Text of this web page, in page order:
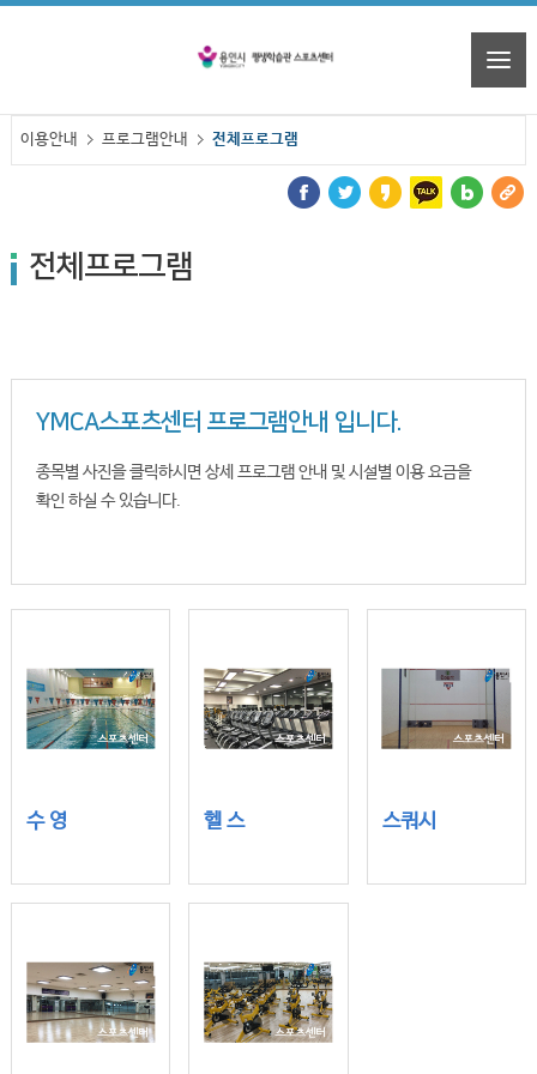
이용안내 프로그램안내 전체프로그램
전체프로그램
YMCA스포츠센터 프로그램안내 입니다.
종목별 사진을 클릭하시면 상세 프로그램 안내 및 시설별 이용 요금을
확인 하실 수 있습니다.
수 영 헬 스 스쿼시